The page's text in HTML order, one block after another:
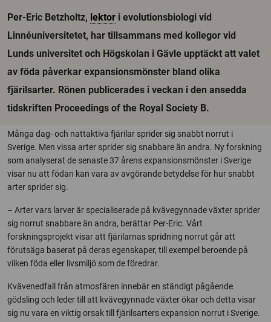
Per-Eric Betzholtz, lektor i evolutionsbiologi vid
Linnéuniversitetet, har tillsammans med kollegor vid
Lunds universitet och Högskolan i Gävle upptäckt att valet
av föda påverkar expansionsmönster bland olika
fjärilsarter. Rönen publicerades i veckan i den ansedda
tidskriften Proceedings of the Royal Society B.
Många dag- och nattaktiva fjärilar sprider sig snabbt norrut i
Sverige. Men vissa arter sprider sig snabbare än andra. Ny forskning
som analyserat de senaste 37 årens expansionsmönster i Sverige
visar nu att födan kan vara av avgörande betydelse för hur snabbt
arter sprider sig.
– Arter vars larver är specialiserade på kvävegynnade växter sprider
sig norrut snabbare än andra, berättar Per-Eric. Vårt
forskningsprojekt visar att fjärilarnas spridning norrut går att
förutsäga baserat på deras egenskaper, till exempel beroende på
vilken föda eller livsmiljö som de föredrar.
Kvävenedfall från atmosfären innebär en ständigt pågående
gödsling och leder till att kvävegynnade växter ökar och detta visar
sig nu vara en viktig orsak till fjärilsarters expansion norrut i Sverige.